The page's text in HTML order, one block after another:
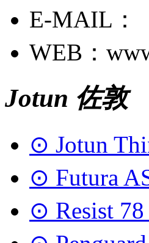
E-MAIL：
WEB：
Jotun 佐敦
⊙ Jotun
⊙ Futura
⊙ Resist